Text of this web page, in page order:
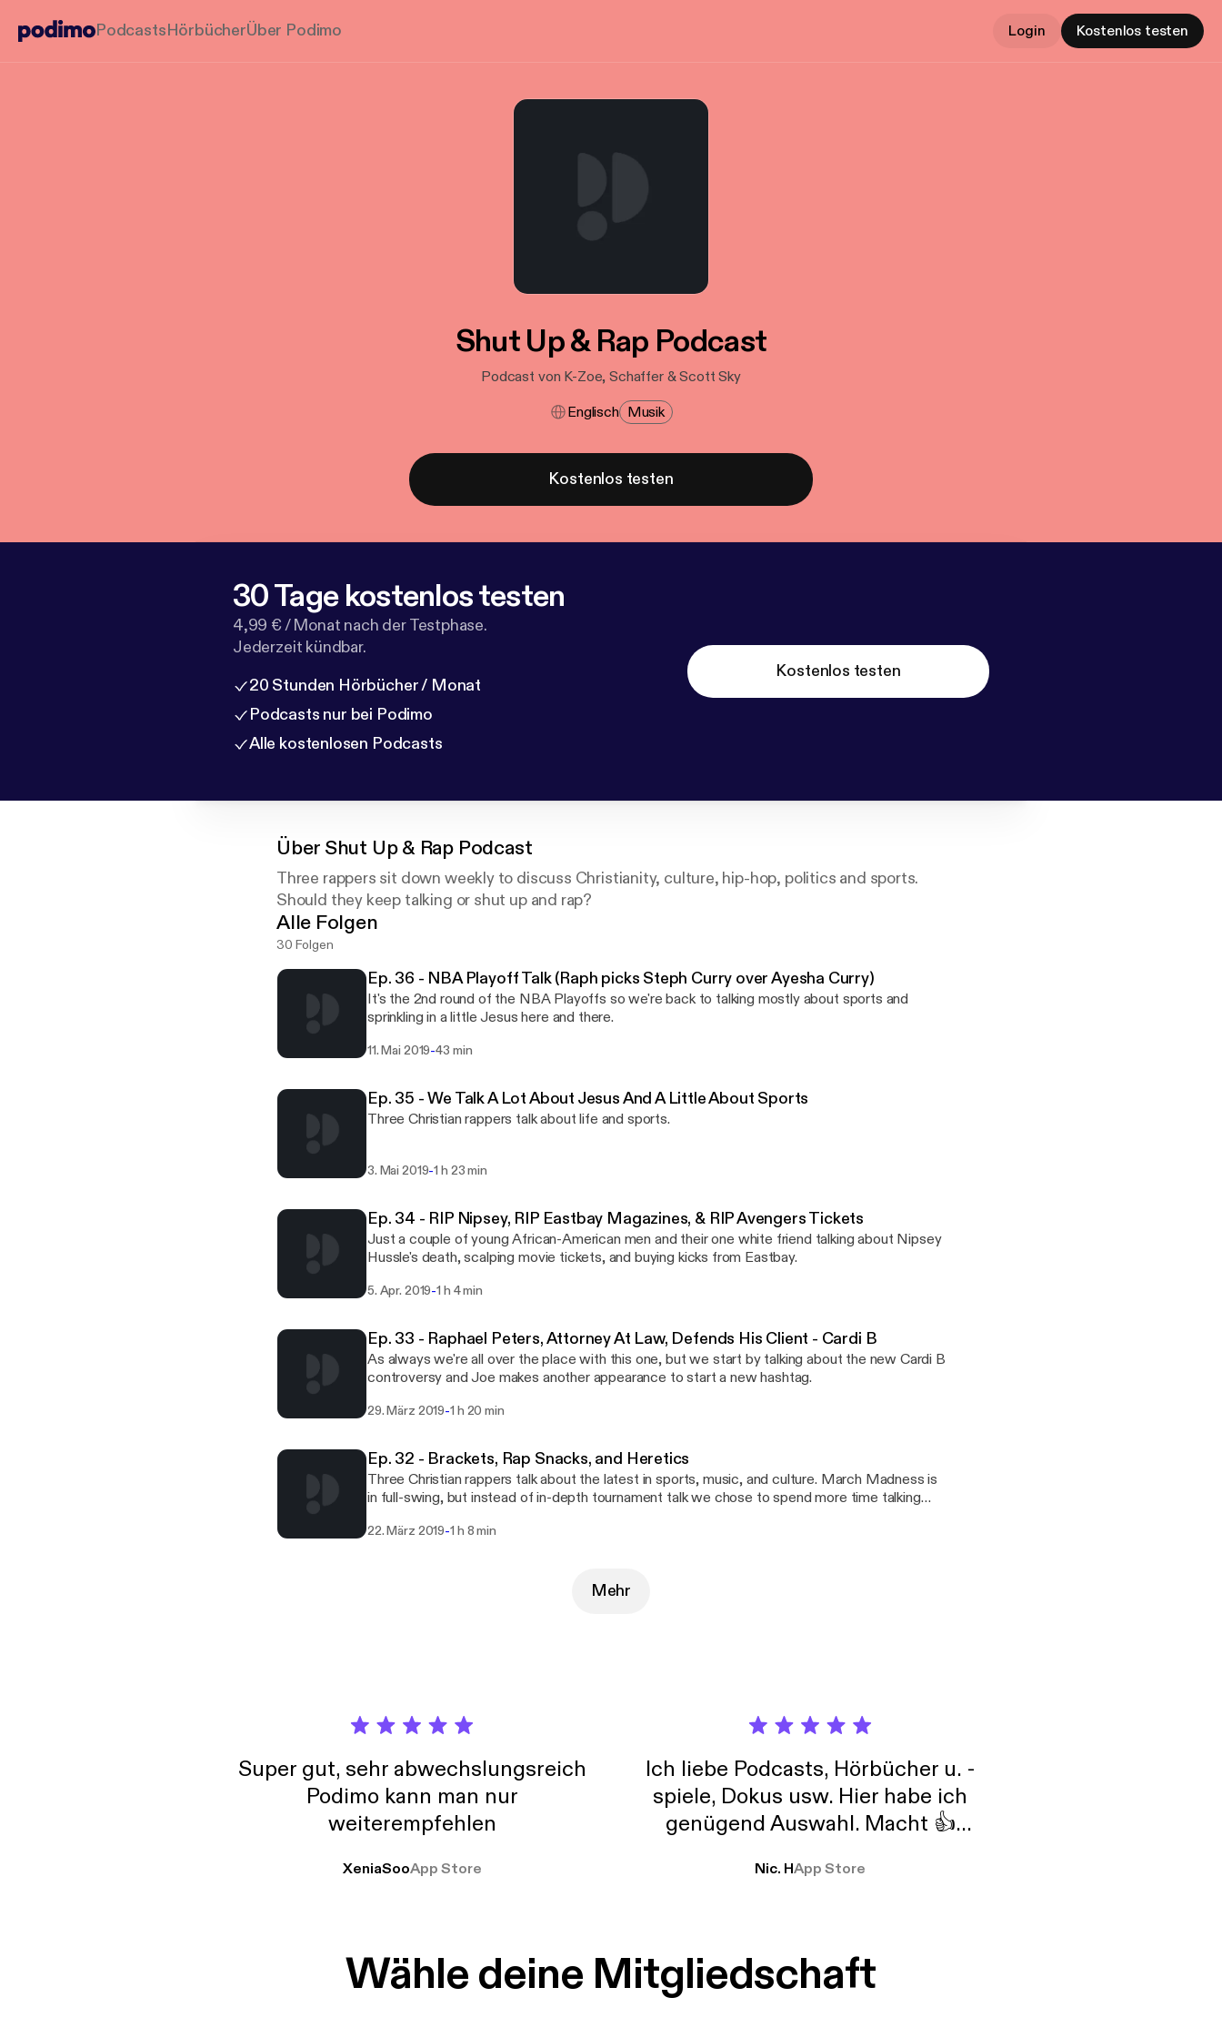
PodcastsHörbücherÜber Podimo Login Kostenlos testen
Shut Up & Rap Podcast
Podcast von K-Zoe, Schaffer & Scott Sky
Englisch Musik
Kostenlos testen
30 Tage kostenlos testen
4,99 € / Monat nach der Testphase.
Jederzeit kündbar.
20 Stunden Hörbücher / Monat
Podcasts nur bei Podimo
Alle kostenlosen Podcasts
Kostenlos testen
Über Shut Up & Rap Podcast
Three rappers sit down weekly to discuss Christianity, culture, hip-hop, politics and sports.
Should they keep talking or shut up and rap?
Alle Folgen
30 Folgen
Ep. 36 - NBA Playoff Talk (Raph picks Steph Curry over Ayesha Curry)
It's the 2nd round of the NBA Playoffs so we're back to talking mostly about sports and
sprinkling in a little Jesus here and there.
11. Mai 2019-43 min
Ep. 35 - We Talk A Lot About Jesus And A Little About Sports
Three Christian rappers talk about life and sports.
3. Mai 2019-1 h 23 min
Ep. 34 - RIP Nipsey, RIP Eastbay Magazines, & RIP Avengers Tickets
Just a couple of young African-American men and their one white friend talking about Nipsey
Hussle's death, scalping movie tickets, and buying kicks from Eastbay.
5. Apr. 2019-1 h 4 min
Ep. 33 - Raphael Peters, Attorney At Law, Defends His Client - Cardi B
As always we're all over the place with this one, but we start by talking about the new Cardi B
controversy and Joe makes another appearance to start a new hashtag.
29. März 2019-1 h 20 min
Ep. 32 - Brackets, Rap Snacks, and Heretics
Three Christian rappers talk about the latest in sports, music, and culture. March Madness is
in full-swing, but instead of in-depth tournament talk we chose to spend more time talking
22. März 2019-1 h 8 min
Mehr
Super gut, sehr abwechslungsreich
Podimo kann man nur
weiterempfehlen
XeniaSooApp Store
Ich liebe Podcasts, Hörbücher u. -
spiele, Dokus usw. Hier habe ich
genügend Auswahl. Macht 👍
Nic. HApp Store
Wähle deine Mitgliedschaft